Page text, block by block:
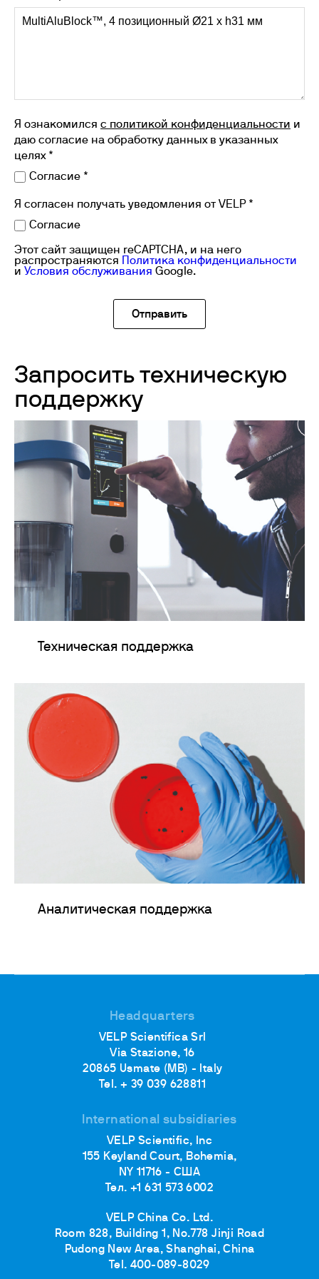
Я ознакомился с политикой конфиденциальности и
даю согласие на обработку данных в указанных
целях *
Согласие *
Я согласен получать уведомления от VELP *
Согласие
Этот сайт защищен reCAPTCHA, и на него
распространяются
Политика конфиденциальности
и Условия обслуживания Google.
Запросить техническую
поддержку
Техническая поддержка
Аналитическая поддержка
Headquarters
VELP Scientifica Srl
Via Stazione, 16
20865 Usmate (MB) - Italy
Tel. + 39 039 628811
International subsidiaries
VELP Scientific, Inc
155 Keyland Court, Bohemia,
NY 11716 - США
Тел. +1 631 573 6002
VELP China Co. Ltd.
Room 828, Building 1, No.778 Jinji Road
Pudong New Area, Shanghai, China
Tel. 400-089-8029